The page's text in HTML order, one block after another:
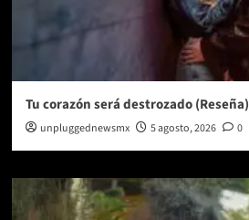
Tu corazón será destrozado (Reseña)
unpluggednewsmx 5 agosto, 2026 0